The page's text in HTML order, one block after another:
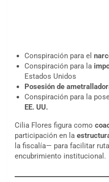
Conspiración para el
Conspiración para la
Estados Unidos
Posesión de
Conspiración para la
EE. UU.
Cilia Flores figura como
participación en la
la fiscalía— para facilitar
encubrimiento institucional.